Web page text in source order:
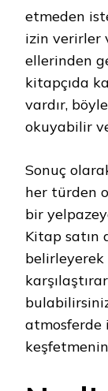
etmeden
izin verirler
ellerinden
kitapçıda
vardır,
okuyabilir
Sonuç
her türden
bir
Kitap satın
atmosferde